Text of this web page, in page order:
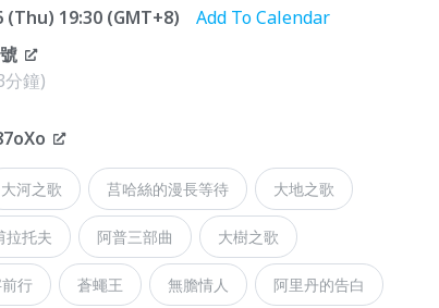
(Thu) 19:30 (GMT+8)
Add To Calendar
鐘)
大河之歌 莒哈絲的漫長等待 大地之歌
拉托夫 阿普三部曲 大樹之歌
行 蒼蠅王 無膽情人 阿里丹的告白